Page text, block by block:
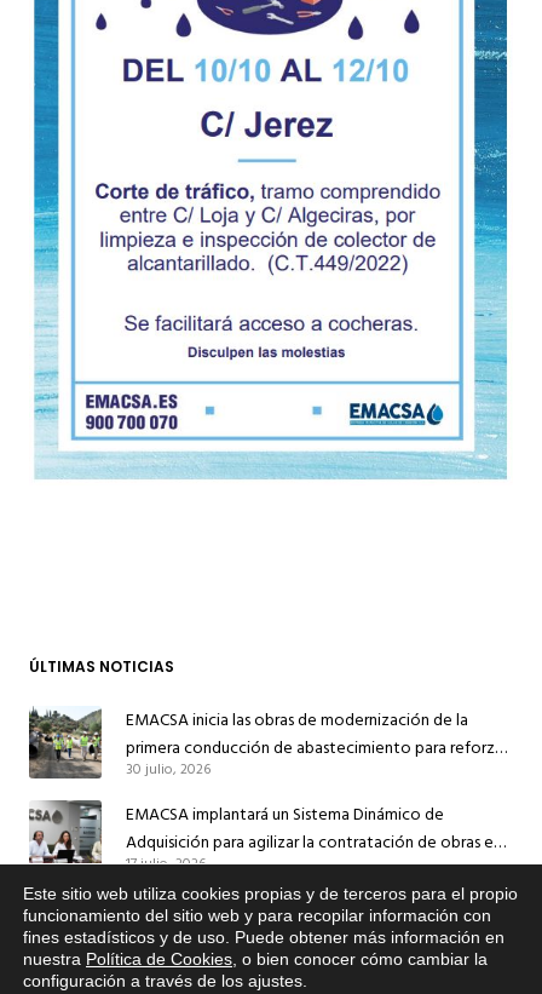
ÚLTIMAS NOTICIAS
EMACSA inicia las obras de modernización de la
primera conducción de abastecimiento para reforzar
el suministro de agua de Córdoba
30 julio, 2026
EMACSA implantará un Sistema Dinámico de
Adquisición para agilizar la contratación de obras en
sus redes e instalaciones
17 julio, 2026
EMACSA inicia hoy las obras de una nueva arteria de
abastecimiento y una red de agua no potable en
Ingeniero Ruiz de Azúa
13 julio, 2026
Este sitio web utiliza cookies propias y de terceros para el propio
funcionamiento del sitio web y para recopilar información con
fines estadísticos y de uso. Puede obtener más información en
nuestra Política de Cookies , o bien conocer cómo cambiar la
configuración a través de los ajustes
Si tiene cualquier duda sobre
EMACSA, haga click abajo.